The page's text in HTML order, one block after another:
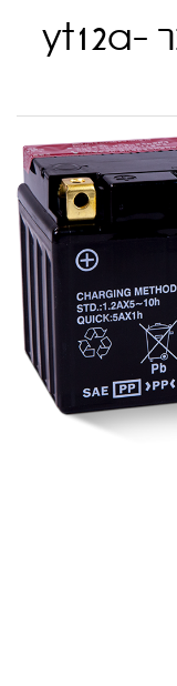
מצבר לאופנוע 10 אמפר yt12a-